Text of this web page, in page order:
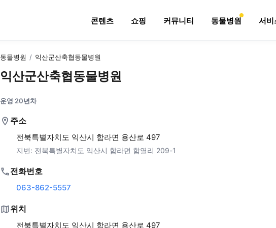
콘텐츠 쇼핑 커뮤니티 동물병원 서비
동물병원 / 익산군산축협동물병원
익산군산축협동물병원
운영 20년차
주소
전북특별자치도 익산시 함라면 용산로 497
지번: 전북특별자치도 익산시 함라면 함열리 209-1
전화번호
063-862-5557
위치
전북특별자치도 익산시 함라면 용산로 497